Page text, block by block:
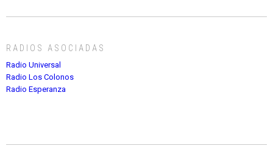
RADIOS ASOCIADAS
Radio Universal
Radio Los Colonos
Radio Esperanza